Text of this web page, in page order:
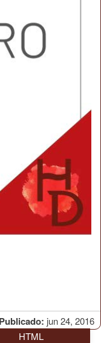
Publicado: jun 24, 2016
HTML